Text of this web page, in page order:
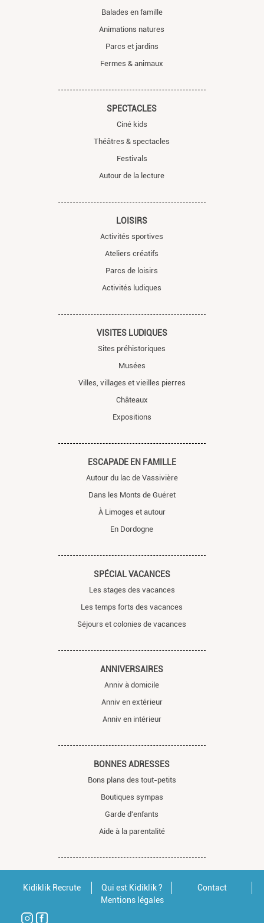
Balades en famille
Animations natures
Parcs et jardins
Fermes & animaux
SPECTACLES
Ciné kids
Théâtres & spectacles
Festivals
Autour de la lecture
LOISIRS
Activités sportives
Ateliers créatifs
Parcs de loisirs
Activités ludiques
VISITES LUDIQUES
Sites préhistoriques
Musées
Villes, villages et vieilles pierres
Châteaux
Expositions
ESCAPADE EN FAMILLE
Autour du lac de Vassivière
Dans les Monts de Guéret
À Limoges et autour
En Dordogne
SPÉCIAL VACANCES
Les stages des vacances
Les temps forts des vacances
Séjours et colonies de vacances
ANNIVERSAIRES
Anniv à domicile
Anniv en extérieur
Anniv en intérieur
BONNES ADRESSES
Bons plans des tout-petits
Boutiques sympas
Garde d'enfants
Aide à la parentalité
Kidiklik Recrute Qui est Kidiklik ?
Contact
Mentions légales